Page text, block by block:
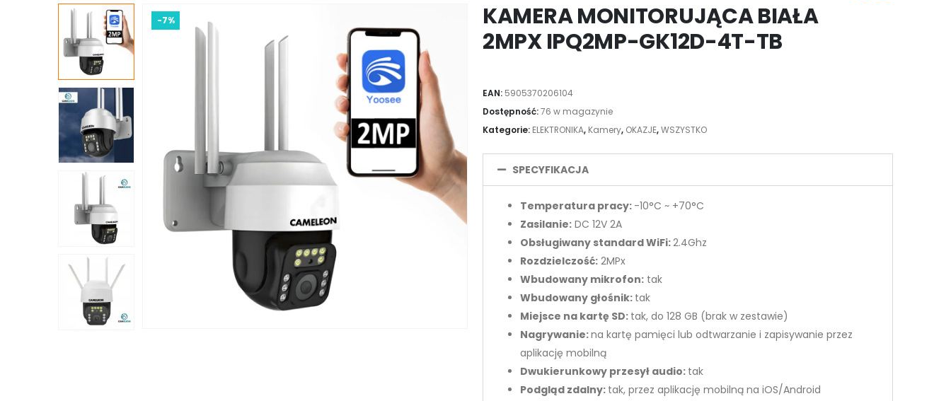
-7%
KAMERA MONITORUJĄCA BIAŁA
2MPX IPQ2MP-GK12D-4T-TB
EAN: 5905370206104
Dostępność:76 w magazynie
Kategorie: ELEKTRONIKA, Kamery, OKAZJE,WSZYSTKO
SPECYFIKACJA
Temperatura pracy: -10°C ~ +70°C
Zasilanie: DC 12V 2A
Obsługiwany standard WiFi:2.4Ghz
Rozdzielczość: 2MPx
Wbudowany mikrofon: tak
Wbudowany głośnik: tak
Miejsce na kartę SD: tak, do 128 GB (brak w zestawie)
Nagrywanie:na kartę pamięci lub odtwarzanie i zapisywanie przez
aplikację mobilną
Dwukierunkowy przesył audio: tak
Podgląd zdalny: tak, przez aplikację mobilną na iOS/Android